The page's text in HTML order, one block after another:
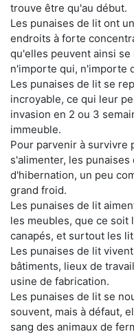
trouve être qu'au début.
Les punaises de lit ont
endroits à forte
qu'elles peuvent ainsi
n'importe qui, n'importe
Les punaises de lit se
incroyable, ce qui leur
invasion en 2 ou 3
immeuble.
Pour parvenir à survivre
s'alimenter, les
d'hibernation, un peu
grand froid.
Les punaises de lit
les meubles, que ce soit
canapés, et surtout les
Les punaises de lit
bâtiments, lieux de
usine de fabrication.
Les punaises de lit se
souvent, mais à défaut,
sang des animaux de